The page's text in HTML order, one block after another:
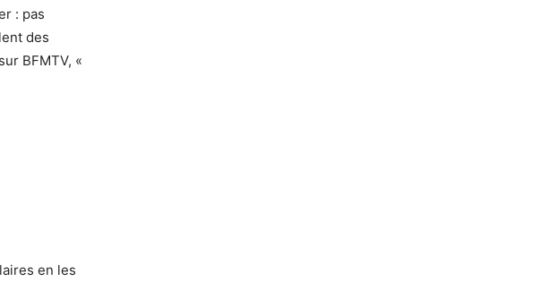
: pas
des
BFMTV, «
en les